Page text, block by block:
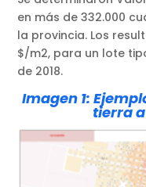
en más de 332.000
la provincia. Los
$/m2, para un lote
de 2018.
Imagen 1:
tierra